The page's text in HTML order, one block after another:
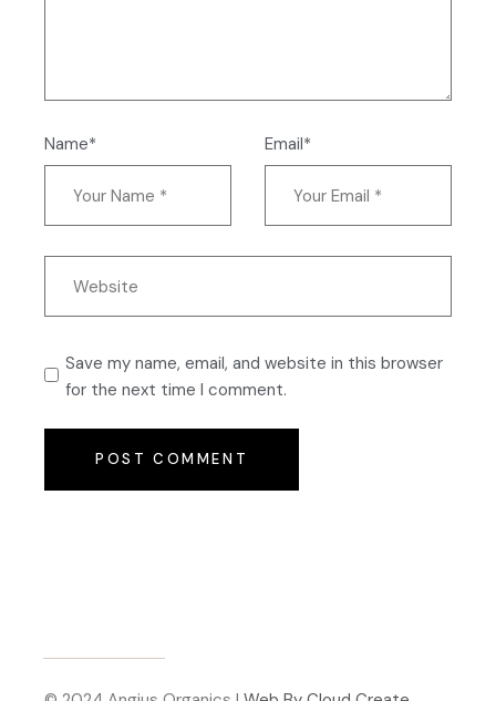
Name* Email*
Save my name, email, and website in this browser
for the next time I comment.
POST COMMENT